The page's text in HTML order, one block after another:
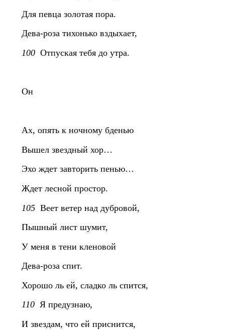
Для певца золотая пора.
Дева-роза тихонько вздыхает,
100Отпуская тебя до утра.
Он
Ах, опять к ночному бденью
Вышел звездный хор…
Эхо ждет завторить пенью…
Ждет лесной простор.
105Веет ветер над дубровой,
Пышный лист шумит,
У меня в тени кленовой
Дева-роза спит.
Хорошо ль ей, сладко ль спится,
110Я предузнаю,
И звездам, что ей приснится,